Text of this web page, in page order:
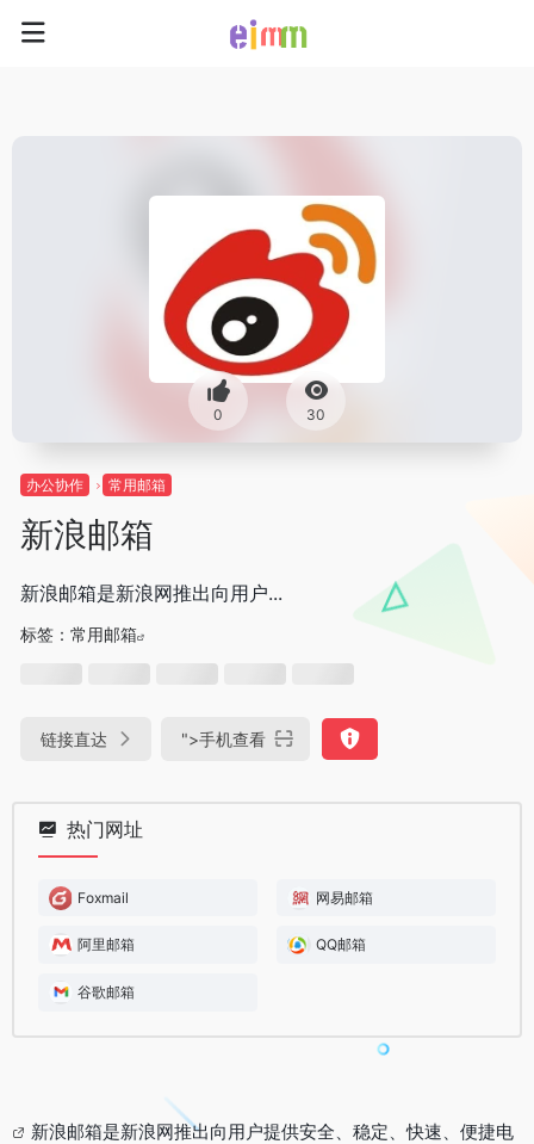
0 30
办公协作 常用邮箱
新浪邮箱
新浪邮箱是新浪网推出向用户...
标签： 常用邮箱
链接直达 ">手机查看
热门网址
Foxmail 网易邮箱
阿里邮箱 QQ邮箱
谷歌邮箱
新浪邮箱是新浪网推出向用户提供安全、稳定、快速、便捷电